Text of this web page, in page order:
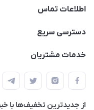
اطلاعات تماس
09123855612
املاک مدنی - نوساز شاپ
دسترسی سریع
حساب کاربری
لیست محصولات
درباره ما
خدمات مشتریان
قوانین و مقررات
حریم خصوصی
از جدید‌ترین تخفیف‌ها با‌